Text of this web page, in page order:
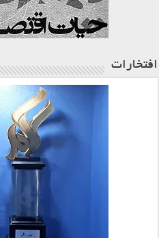
افتخارات